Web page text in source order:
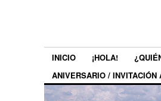
INICIO ¡HOLA!
ANIVERSARIO / INVITACIÓN